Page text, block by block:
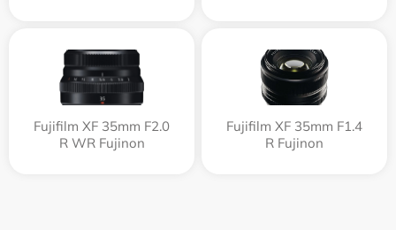
Fujifilm XF 35mm F2.0
R WR Fujinon
Fujifilm XF 35mm F1.4
R Fujinon